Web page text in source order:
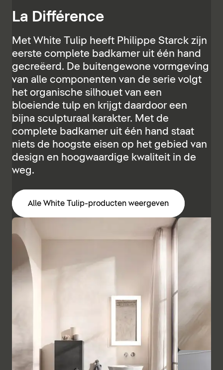
La Différence
Met White Tulip heeft Philippe Starck zijn
eerste complete badkamer uit één hand
gecreëerd. De buitengewone vormgeving
van alle componenten van de serie volgt
het organische silhouet van een
bloeiende tulp en krijgt daardoor een
bijna sculpturaal karakter. Met de
complete badkamer uit één hand staat
niets de hoogste eisen op het gebied van
design en hoogwaardige kwaliteit in de
weg.
Alle White Tulip-producten weergeven